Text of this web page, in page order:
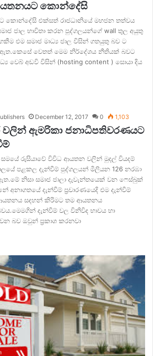
කොන්දේසි
කොන්දේසි එක්සත් රාජධානියේ මහජන තත්වය
ජාල භාවිතා කරන පුද්ගලයන්ගේ wall තුල අයුතු
එම සමාජ මාධ්‍ය ජාල විසින් ගතයුතු බව ට
වෙතත් මෙම නිර්දේශය නීතියක් බවට
වෙබ් අඩවි විසින් (hosting content ) සොයා දිය
December 12, 2017 0 1,103
ඇමරිකා ජනාධිපතිවරණයට
රුසියාවේ විවිධ ආයතන වලින් මුදල් වියදම්
පළකල දැන්වීම් පුද්ගලයන් මීලියන 126 නරඹා
නිසා සමාජ ජාලා දැවැන්තයෙක් වන ෆෙස්බුක්
අනාගතයේ දැන්වීම් ප්‍රචාරණයෙදි එම දැන්වීම්
සදහන් කිරිමට තම ආයතනය
දැන්වීම් වල විනිවිද භාවය හා
බව ඔවුන් ප්‍රකාශ කරනවා